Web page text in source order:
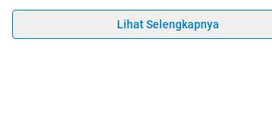
Lihat Selengkapnya